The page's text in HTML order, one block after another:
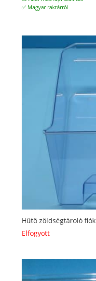
✅ Magyar raktárról
Hűtő zöldségtároló fiók
Elfogyott